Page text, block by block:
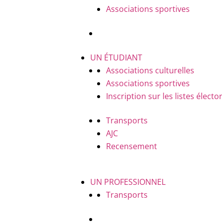
Associations sportives
UN ÉTUDIANT
Associations culturelles
Associations sportives
Inscription sur les listes
Transports
AJC
Recensement
UN PROFESSIONNEL
Transports